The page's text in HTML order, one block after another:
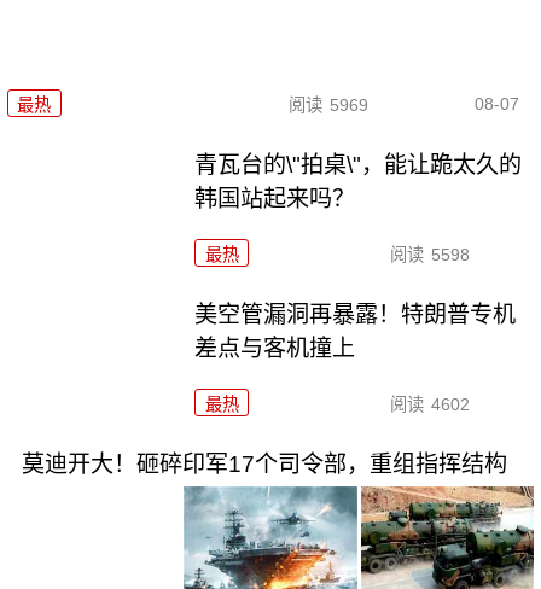
最热 阅读 5969 08-07
青瓦台的\"拍桌\"，能让跪太久的
韩国站起来吗？
最热 阅读 5598
美空管漏洞再暴露！特朗普专机
差点与客机撞上
最热 阅读 4602
莫迪开大！砸碎印军17个司令部，重组指挥结构